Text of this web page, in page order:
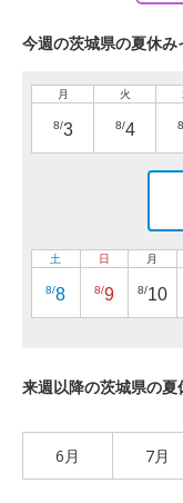
今週の茨城県の夏休み
月
8/3
火
8/4
土
8/8
日
8/9
月
8/10
来週以降の茨城県の夏
6月 7月